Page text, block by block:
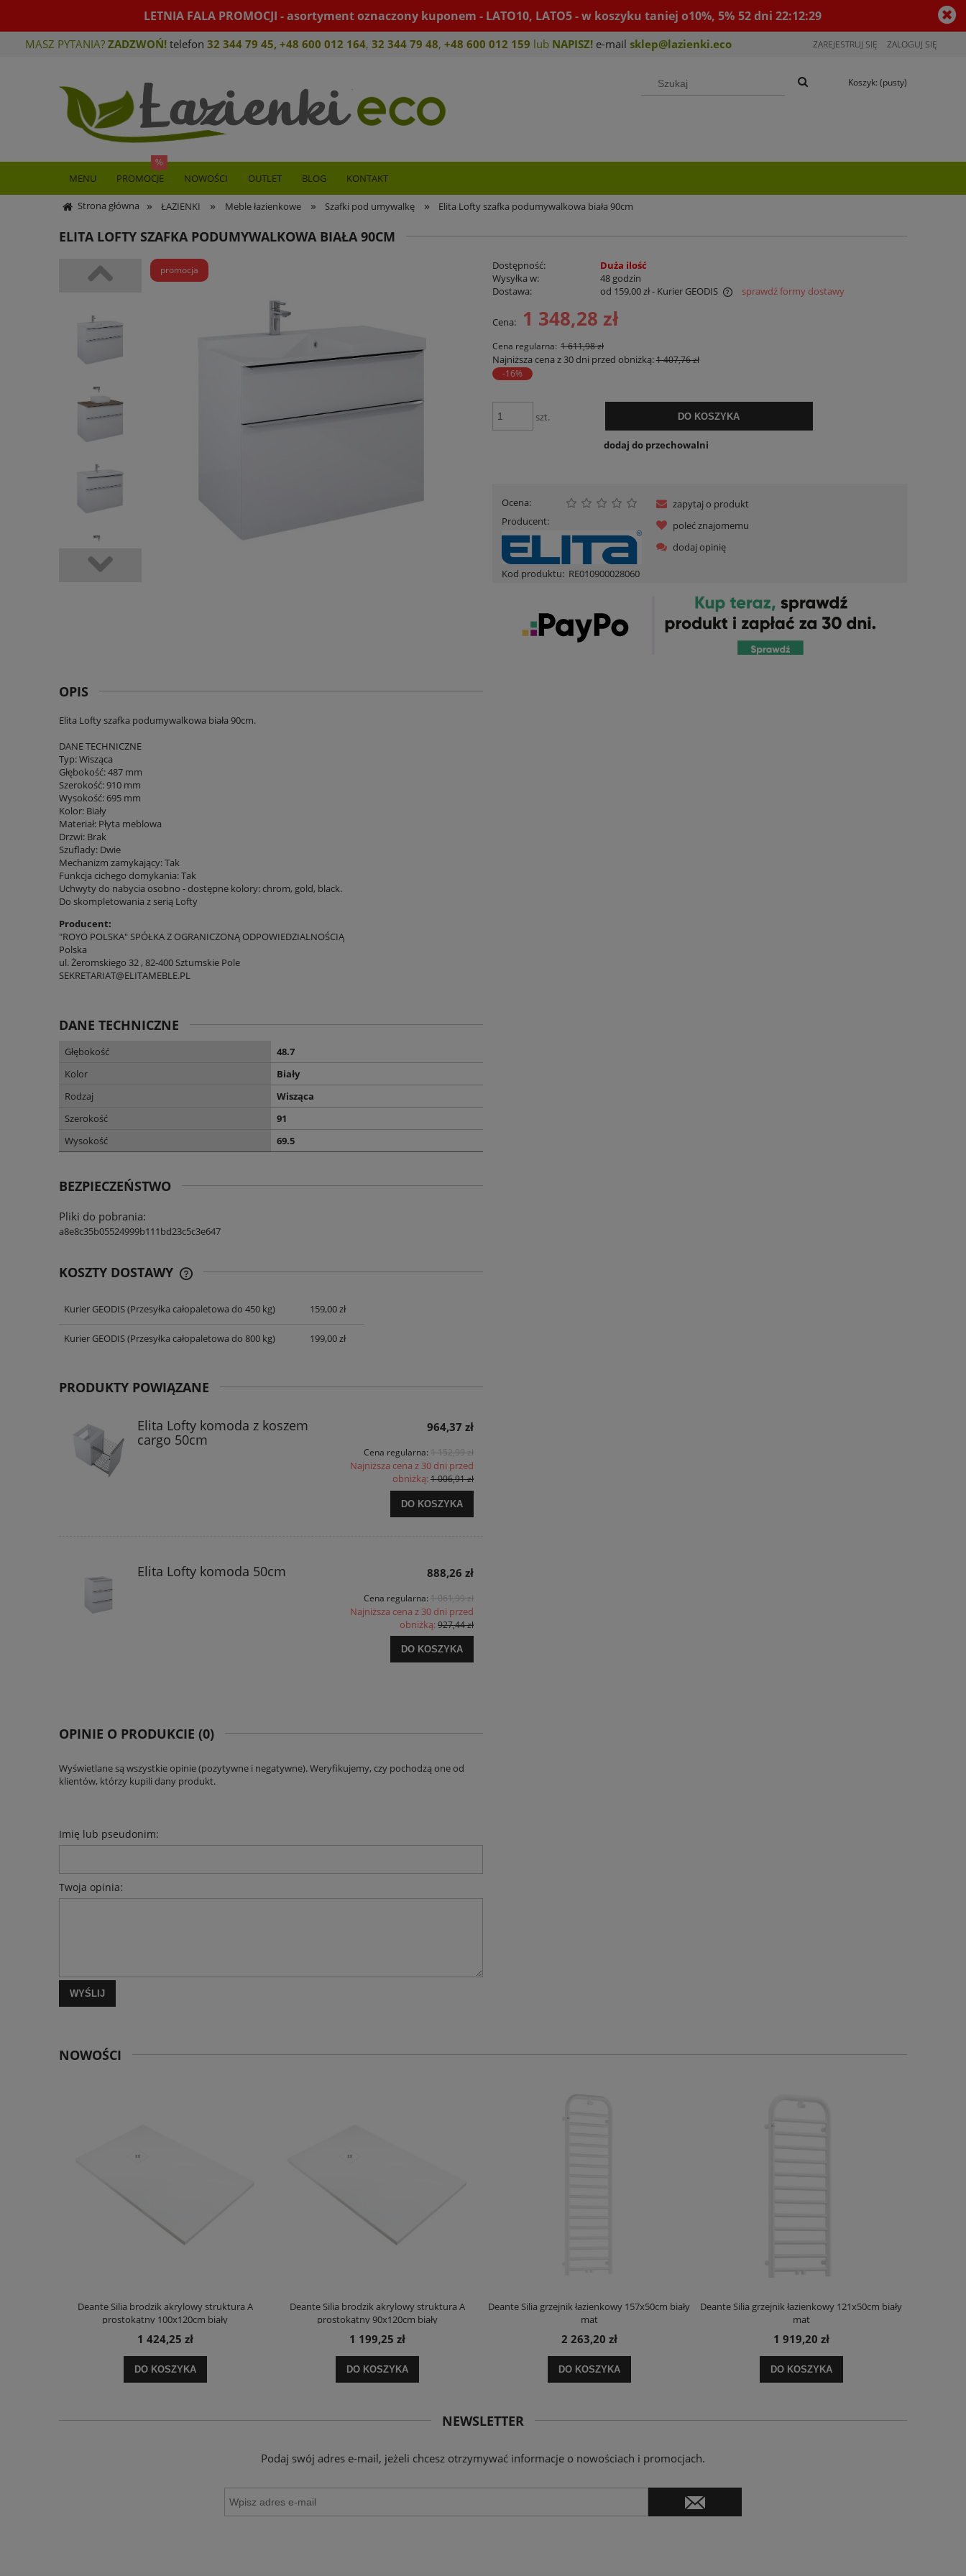
LETNIA FALA PROMOCJI - asortyment oznaczony kuponem - LATO10, LATO5 - w koszyku taniej o10%, 5% 52dni22:12:28
MASZ PYTANIA? ZADZWOŃ! telefon 32 344 79 45, +48 600 012 164, 32 344 79 48, +48 600 012 159 lub NAPISZ! e-mail sklep@lazienki.eco ZAREJESTRUJ SIĘ ZALOGUJ SIĘ
Koszyk: (pusty)
MENU PROMOCJE NOWOŚCI OUTLET BLOG KONTAKT
Strona główna » ŁAZIENKI » Meble łazienkowe » Szafki pod umywalkę » Elita Lofty szafka podumywalkowa biała 90cm
ELITA LOFTY SZAFKA PODUMYWALKOWA BIAŁA 90CM
promocja Dostępność:
Duża ilość
Wysyłka w:
48 godzin
Dostawa:
od 159,00 zł- Kurier GEODIS
Cena nie zawiera ewentualnych kosztów
sprawdź formy dostawy
Cena: 1 348,28 zł
Cena regularna: 1 611,98 zł
Najniższa cena z 30 dni przed obniżką:1 407,76 zł
-16%
szt. DO KOSZYKA
dodaj do przechowalni
Ocena:
Producent:
Kod produktu: RE010900028060
zapytaj o produkt
poleć znajomemu
dodaj opinię
OPIS
Elita Lofty szafka podumywalkowa biała 90cm.
DANE TECHNICZNE
Typ: Wisząca
Głębokość: 487 mm
Szerokość: 910 mm
Wysokość: 695 mm
Kolor: Biały
Materiał: Płyta meblowa
Drzwi: Brak
Szuflady: Dwie
Mechanizm zamykający: Tak
Funkcja cichego domykania: Tak
Uchwyty do nabycia osobno - dostępne kolory: chrom, gold, black.
Do skompletowania z serią Lofty
Producent:
"ROYO POLSKA" SPÓŁKA Z OGRANICZONĄ ODPOWIEDZIALNOŚCIĄ
Polska
ul. Żeromskiego 32 , 82-400 Sztumskie Pole
SEKRETARIAT@ELITAMEBLE.PL
DANE TECHNICZNE
Głębokość
48.7
Kolor
Biały
Rodzaj
Wisząca
Szerokość
91
Wysokość
69.5
BEZPIECZEŃSTWO
Pliki do pobrania:
a8e8c35b05524999b111bd23c5c3e647
KOSZTY DOSTAWY
CENA NIE ZAWIERA EWENTUALNYCH
Kurier GEODIS(Przesyłka całopaletowa do 450 kg) 159,00 zł
Kurier GEODIS(Przesyłka całopaletowa do 800 kg) 199,00 zł
PRODUKTY POWIĄZANE
Elita Lofty komoda z koszem
cargo 50cm
964,37 zł
Cena regularna: 1 152,99 zł
Najniższa cena z 30 dni przed
obniżką:1 006,91 zł
DO KOSZYKA
Elita Lofty komoda 50cm 888,26 zł
Cena regularna: 1 061,99 zł
Najniższa cena z 30 dni przed
obniżką:927,44 zł
DO KOSZYKA
OPINIE O PRODUKCIE (0)
Wyświetlane są wszystkie opinie (pozytywne i negatywne). Weryfikujemy, czy pochodzą one od
klientów, którzy kupili dany produkt.
Imię lub pseudonim:
Twoja opinia:
WYŚLIJ
NOWOŚCI
Deante Silia brodzik akrylowy struktura A
prostokątny 100x120cm biały
1 424,25 zł
DO KOSZYKA
Deante Silia brodzik akrylowy struktura A
prostokątny 90x120cm biały
1 199,25 zł
DO KOSZYKA
Deante Silia grzejnik łazienkowy 157x50cm biały
mat
2 263,20 zł
DO KOSZYKA
Deante Silia grzejnik łazienkowy 121x50cm biały
mat
1 919,20 zł
DO KOSZYKA
NEWSLETTER
Podaj swój adres e-mail, jeżeli chcesz otrzymywać informacje o nowościach i promocjach.